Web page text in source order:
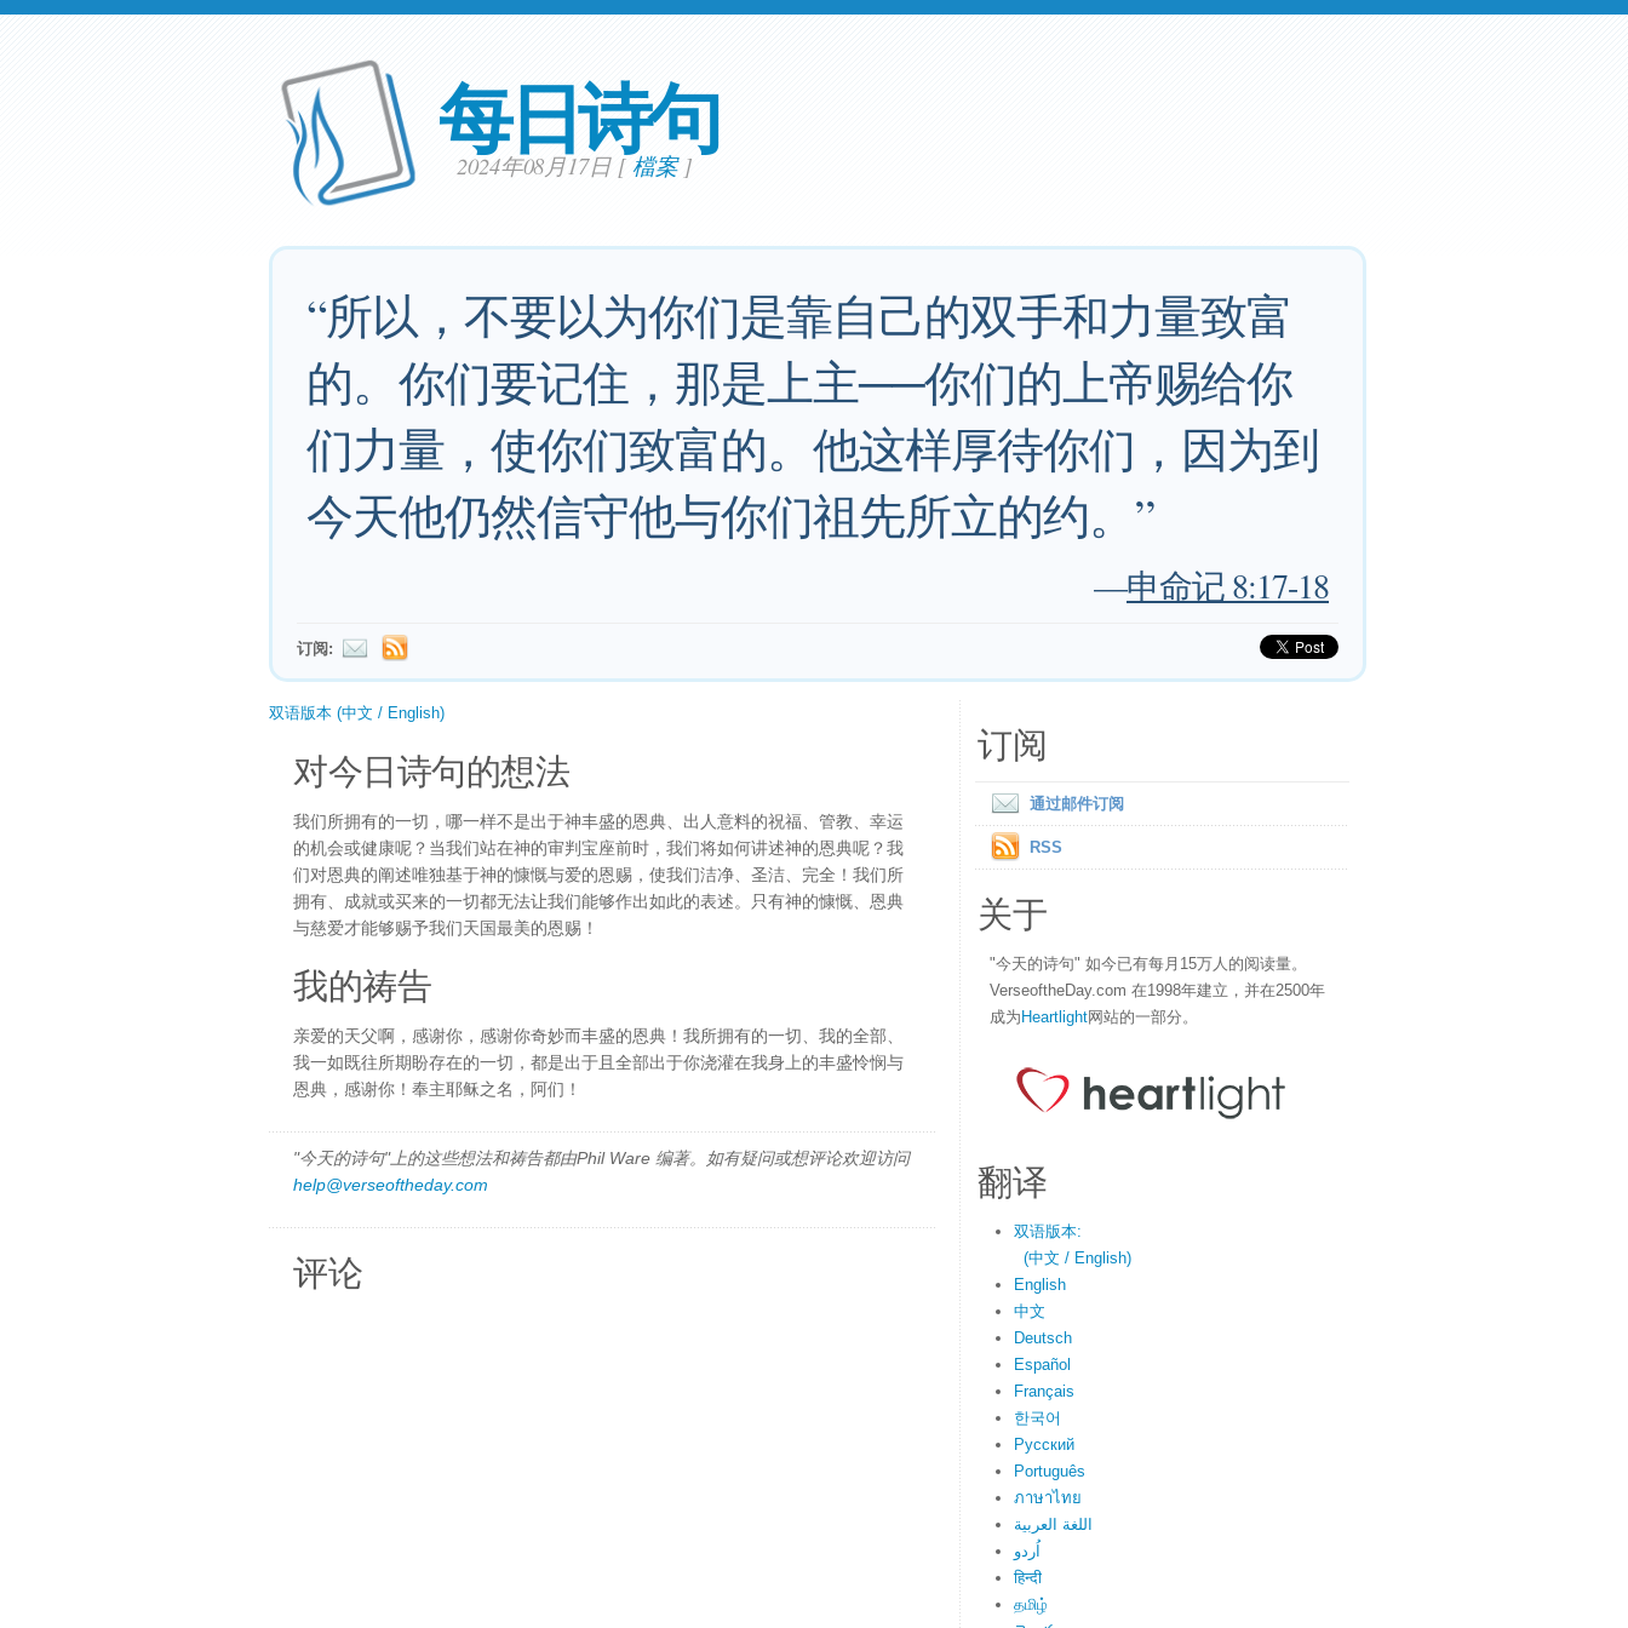
每日诗句
2024年08月17日 [檔案]
“所以，不要以为你们是靠自己的双手和力量致富
的。你们要记住，那是上主──你们的上帝赐给你
们力量，使你们致富的。他这样厚待你们，因为到
今天他仍然信守他与你们祖先所立的约。”
—申命记 8:17-18
订阅:
双语版本 (中文 / English)
对今日诗句的想法
我们所拥有的一切，哪一样不是出于神丰盛的恩典、出人意料的祝福、管教、幸运
的机会或健康呢？当我们站在神的审判宝座前时，我们将如何讲述神的恩典呢？我
们对恩典的阐述唯独基于神的慷慨与爱的恩赐，使我们洁净、圣洁、完全！我们所
拥有、成就或买来的一切都无法让我们能够作出如此的表述。只有神的慷慨、恩典
与慈爱才能够赐予我们天国最美的恩赐！
我的祷告
亲爱的天父啊，感谢你，感谢你奇妙而丰盛的恩典！我所拥有的一切、我的全部、
我一如既往所期盼存在的一切，都是出于且全部出于你浇灌在我身上的丰盛怜悯与
恩典，感谢你！奉主耶稣之名，阿们！
"今天的诗句"上的这些想法和祷告都由Phil Ware 编著。如有疑问或想评论欢迎访问
help@verseoftheday.com
评论
订阅
通过邮件订阅
RSS
关于
"今天的诗句" 如今已有每月15万人的阅读量。
VerseoftheDay.com 在1998年建立，并在2500年
成为 Heartlight网站的一部分。
翻译
双语版本:
(中文 / English)
English
中文
Deutsch
Español
Français
한국어
Русский
Português
ภาษาไทย
اللغة العربية
اُردو
हिन्दी
தமிழ்